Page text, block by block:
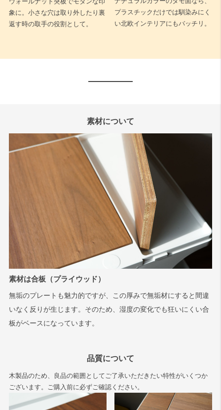
象に。小さな穴は取り外したり裏
返す時の取手の役割として。
プラスチックだけでは馴染みにく
い北欧インテリアにもバッチリ。
素材について
素材は合板（プライウッド）
無垢のプレートも魅力的ですが、この厚みで無垢材にすると間違
いなく反りが生じます。そのため、湿度の変化でも狂いにくい合
板がベースになっています。
品質について
木製品のため、良品の範囲としてご了承いただきたい特性がいくつか
ございます。ご購入前に必ずご確認ください。